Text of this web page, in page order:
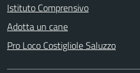
Istituto Comprensivo
Adotta un cane
Pro Loco Costigliole Saluzzo